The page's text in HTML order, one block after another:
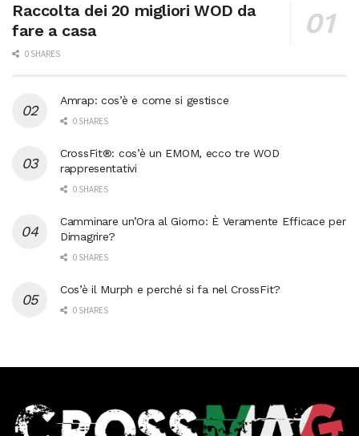
Raccolta dei 20 migliori WOD da
fare a casa
0 SHARES
Amrap: cos’è e come si gestisce
0 SHARES
CrossFit®: cos’è un EMOM, ecco tre WOD
rappresentativi
0 SHARES
Camminare un’Ora al Giorno: È Veramente Efficace per
Dimagrire?
0 SHARES
Cos’è il Murph e perché si fa nel CrossFit?
0 SHARES